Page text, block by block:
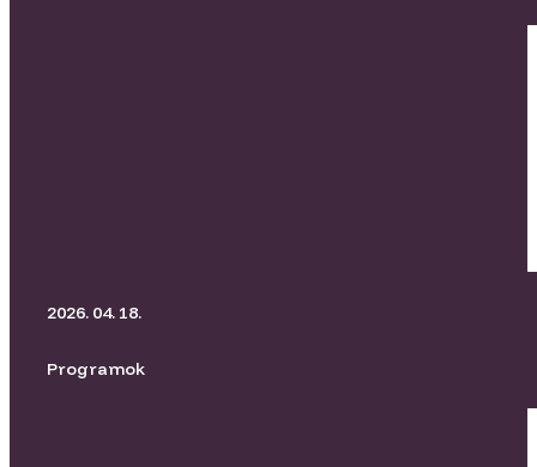
BORító Kertmozi I Üvegtigris
2026. 04. 18.
Programok